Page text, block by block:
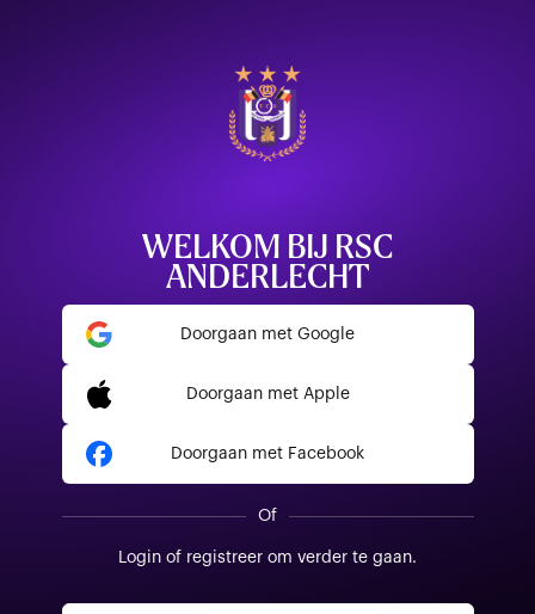
WELKOM BIJ RSC
ANDERLECHT
Doorgaan met Google
Doorgaan met Apple
Doorgaan met Facebook
Of
Login of registreer om verder te gaan.